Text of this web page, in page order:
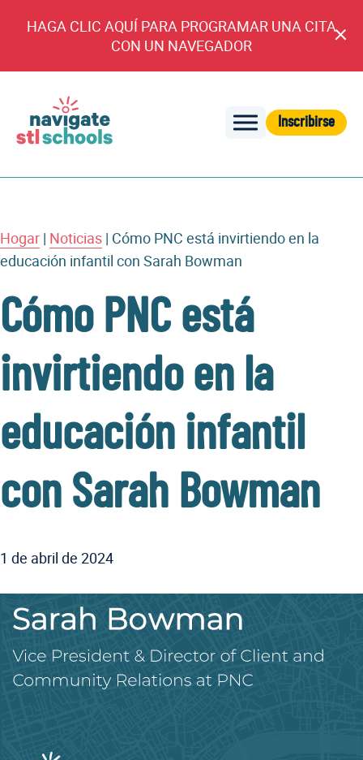
HAGA CLIC AQUÍ PARA PROGRAMAR UNA CITA
CON UN NAVEGADOR
por
de
STL
Inscribirse
Hogar | Noticias | Cómo PNC está invirtiendo en la
educación infantil con Sarah Bowman
Cómo PNC está
invirtiendo en la
educación infantil
con Sarah Bowman
1 de abril de 2024